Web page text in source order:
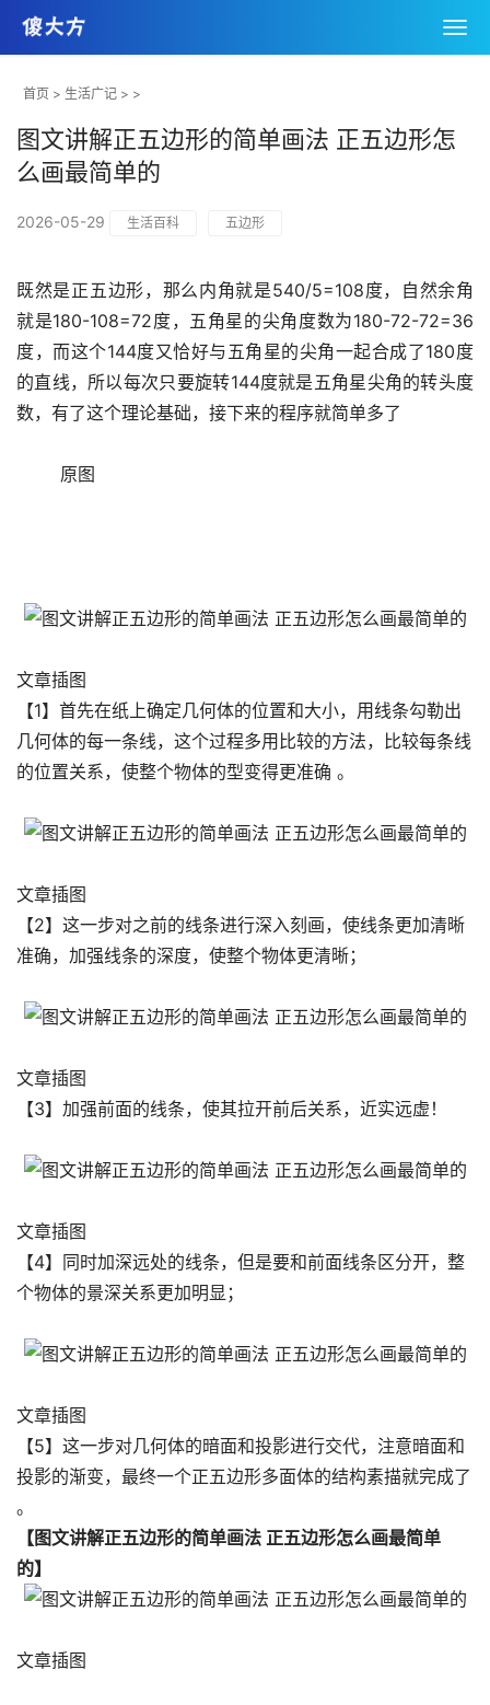
首页 > 生活广记 > >
图文讲解正五边形的简单画法 正五边形怎
么画最简单的
2026-05-29 生活百科 五边形
既然是正五边形，那么内角就是540/5=108度，自然余角
就是180-108=72度，五角星的尖角度数为180-72-72=36
度，而这个144度又恰好与五角星的尖角一起合成了180度
的直线，所以每次只要旋转144度就是五角星尖角的转头度
数，有了这个理论基础，接下来的程序就简单多了
	原图
文章插图
【1】首先在纸上确定几何体的位置和大小，用线条勾勒出
几何体的每一条线，这个过程多用比较的方法，比较每条线
的位置关系，使整个物体的型变得更准确 。
文章插图
【2】这一步对之前的线条进行深入刻画，使线条更加清晰
准确，加强线条的深度，使整个物体更清晰；
文章插图
【3】加强前面的线条，使其拉开前后关系，近实远虚！
文章插图
【4】同时加深远处的线条，但是要和前面线条区分开，整
个物体的景深关系更加明显；
文章插图
【5】这一步对几何体的暗面和投影进行交代，注意暗面和
投影的渐变，最终一个正五边形多面体的结构素描就完成了
。
【图文讲解正五边形的简单画法 正五边形怎么画最简单
的】
文章插图